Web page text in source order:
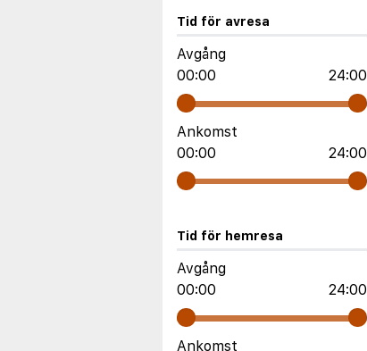
Tid för avresa
Avgång
00:00
24:00
Ankomst
00:00
24:00
Tid för hemresa
Avgång
00:00
24:00
Ankomst